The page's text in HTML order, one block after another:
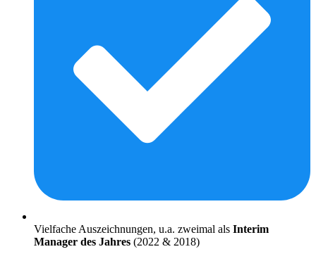
Vielfache Auszeichnungen, u.a. zweimal als Interim
Manager des Jahres (2022 & 2018)